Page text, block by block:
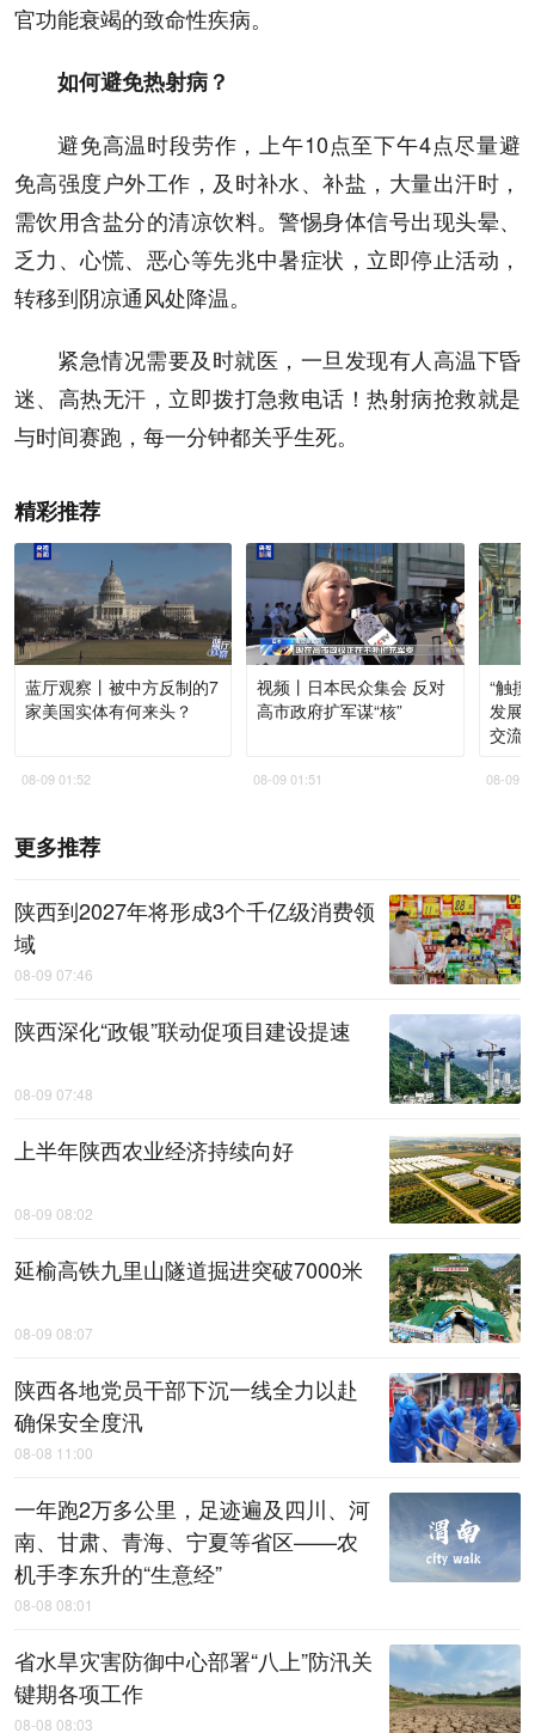
官功能衰竭的致命性疾病。
如何避免热射病？
避免高温时段劳作，上午10点至下午4点尽量避
免高强度户外工作，及时补水、补盐，大量出汗时，
需饮用含盐分的清凉饮料。警惕身体信号出现头晕、
乏力、心慌、恶心等先兆中暑症状，立即停止活动，
转移到阴凉通风处降温。
紧急情况需要及时就医，一旦发现有人高温下昏
迷、高热无汗，立即拨打急救电话！热射病抢救就是
与时间赛跑，每一分钟都关乎生死。
精彩推荐
蓝厅观察丨被中方反制的7
家美国实体有何来头？
08-09 01:52
视频丨日本民众集会 反对
高市政府扩军谋“核”
08-09 01:51
“触
发展
交流
08-09
更多推荐
陕西到2027年将形成3个千亿级消费领
域
08-09 07:46
陕西深化“政银”联动促项目建设提速
08-09 07:48
上半年陕西农业经济持续向好
08-09 08:02
延榆高铁九里山隧道掘进突破7000米
08-09 08:07
陕西各地党员干部下沉一线全力以赴
确保安全度汛
08-08 11:00
一年跑2万多公里，足迹遍及四川、河
南、甘肃、青海、宁夏等省区——农
机手李东升的“生意经”
08-08 08:01
省水旱灾害防御中心部署“八上”防汛关
键期各项工作
08-08 08:03